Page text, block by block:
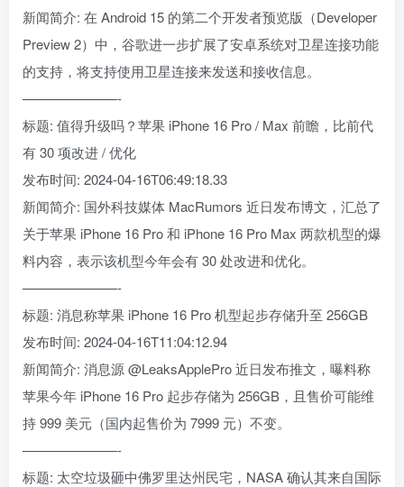
新闻简介: 在 Android 15 的第二个开发者预览版（Developer
Preview 2）中，谷歌进一步扩展了安卓系统对卫星连接功能
的支持，将支持使用卫星连接来发送和接收信息。
———————-
标题: 值得升级吗？苹果 iPhone 16 Pro / Max 前瞻，比前代
有 30 项改进 / 优化
发布时间: 2024-04-16T06:49:18.33
新闻简介: 国外科技媒体 MacRumors 近日发布博文，汇总了
关于苹果 iPhone 16 Pro 和 iPhone 16 Pro Max 两款机型的爆
料内容，表示该机型今年会有 30 处改进和优化。
———————-
标题: 消息称苹果 iPhone 16 Pro 机型起步存储升至 256GB
发布时间: 2024-04-16T11:04:12.94
新闻简介: 消息源 @LeaksApplePro 近日发布推文，曝料称
苹果今年 iPhone 16 Pro 起步存储为 256GB，且售价可能维
持 999 美元（国内起售价为 7999 元）不变。
———————-
标题: 太空垃圾砸中佛罗里达州民宅，NASA 确认其来自国际